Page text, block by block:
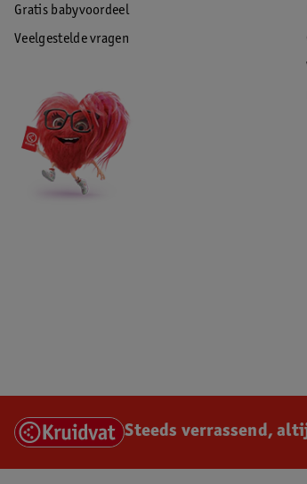
Gratis babyvoordeel
Veelgestelde vragen
Steeds verrassend,